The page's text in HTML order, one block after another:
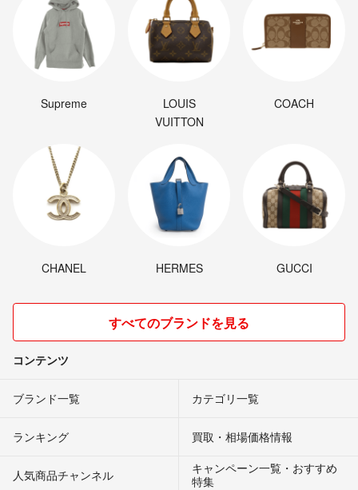
Supreme
LOUIS
VUITTON
COACH
CHANEL HERMES GUCCI
すべてのブランドを見る
コンテンツ
ブランド一覧 カテゴリ一覧
ランキング 買取・相場価格情報
人気商品チャンネル
キャンペーン一覧・おすすめ
特集